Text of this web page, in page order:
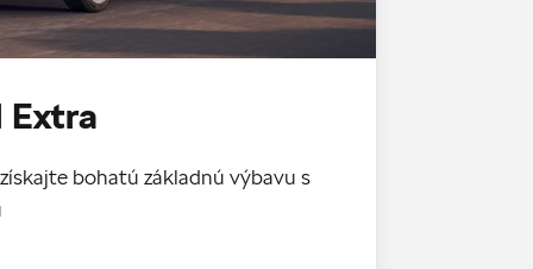
Extra
bohatú základnú výbavu s